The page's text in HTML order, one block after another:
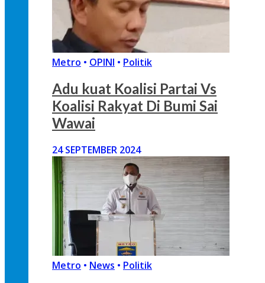
Metro • OPINI • Politik
Adu kuat Koalisi Partai Vs
Koalisi Rakyat Di Bumi Sai
Wawai
24 SEPTEMBER 2024
Metro • News • Politik